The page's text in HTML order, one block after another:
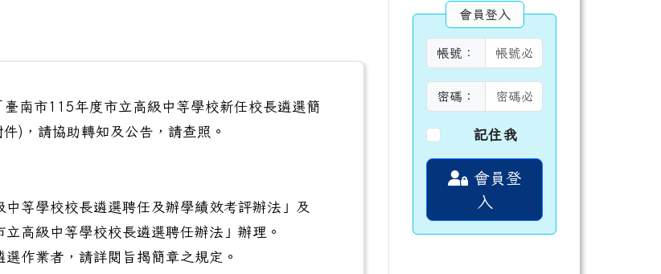
臺南市115年度市立高級中等學校新任校長遴選簡
)，請協助轉知及公告，請查照。
中等學校校長遴選聘任及辦學績效考評辦法」及
立高級中等學校校長遴選聘任辦法」辦理。
選作業者，請詳閱旨揭簡章之規定。
會員登入
帳號：
密碼：
記住我
會員登
入